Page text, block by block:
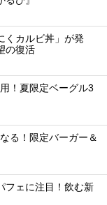
くカルビ丼」が発
の復活
！夏限定ベーグル3
る！限定バーガー＆
フェに注目！飲む新